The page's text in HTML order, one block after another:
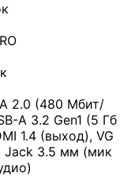
2.0 (480 Мбит/
A 3.2 Gen1 (5 Гб
1.4 (выход), VG
Jack 3.5 мм (мик